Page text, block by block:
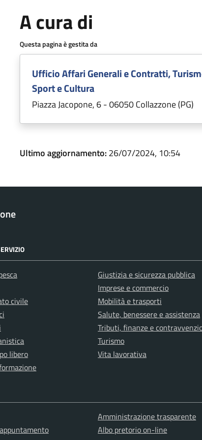
A cura di
Questa pagina è gestita da
Ufficio Affari Generali e Contratti,
Sport e Cultura
Piazza Jacopone, 6 - 06050 Collazzone (PG)
Ultimo aggiornamento:26/07/2024, 10:54
civile
libero
Giustizia e sicurezza pubblica
Imprese e commercio
Mobilità e trasporti
Salute, benessere e assistenza
Tributi, finanze e
Turismo
Vita lavorativa
Amministrazione trasparente
Albo pretorio on-line